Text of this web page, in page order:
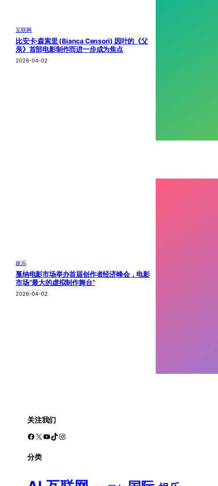
互联网
比安卡·森索里 (Bianca Censori) 因叶的《父
亲》首部电影制作而进一步成为焦点
2026-04-02
娱乐
戛纳电影市场举办首届创作者经济峰会，电影
市场“最大的虚拟制作舞台”
2026-04-02
关注我们
Facebook X YouTube TikTok Instagram
分类